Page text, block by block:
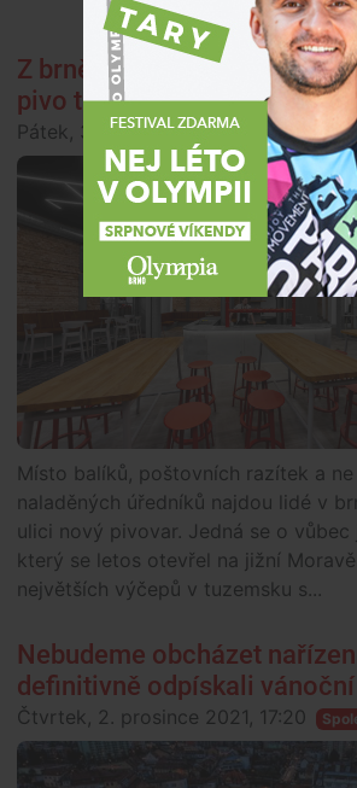
Z brněnské historické pošty
pivo tam vaří žena
Pátek, 3. prosince 2021, 17:00
Místo balíků, poštovních razítek a
naladěných úředníků najdou lidé v
ulici nový pivovar. Jedná se o vůbec
který se letos otevřel na jižní
největších výčepů v tuzemsku s...
Nebudeme obcházet
definitivně odpískali
Čtvrtek, 2. prosince 2021, 17:20